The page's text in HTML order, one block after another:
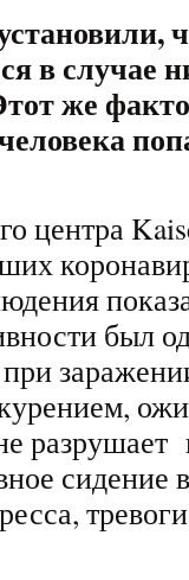
в случае
же
центра
был
сидение